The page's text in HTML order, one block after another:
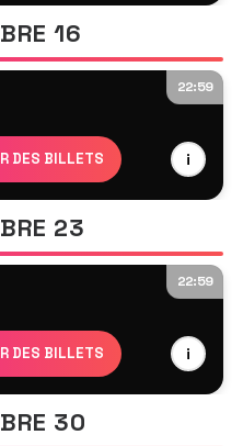
16
22:59
DES BILLETS i
23
22:59
DES BILLETS i
30